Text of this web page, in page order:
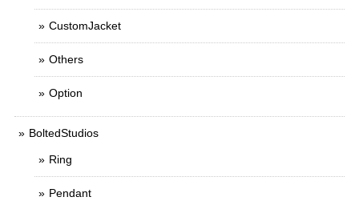
CustomJacket
Others
Option
BoltedStudios
Ring
Pendant